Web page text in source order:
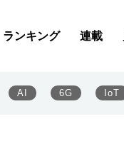
ランキング 連載
AI 6G IoT